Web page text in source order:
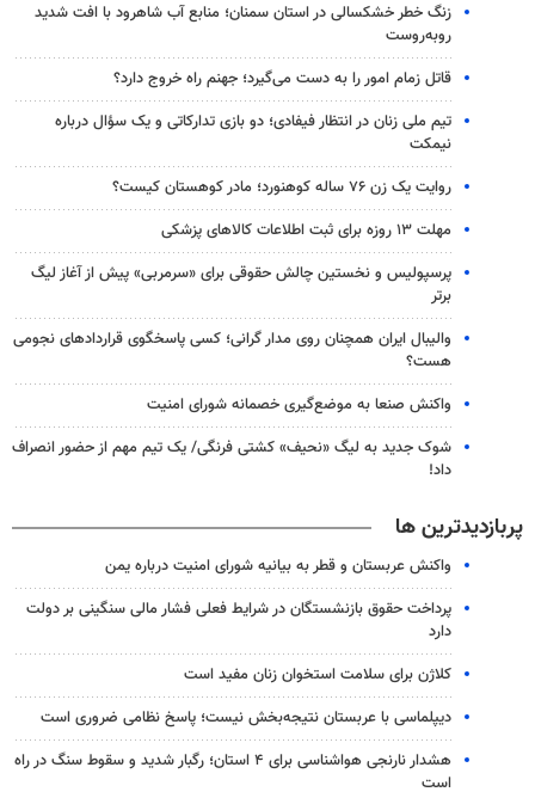
زنگ خطر خشکسالی در استان سمنان؛ منابع آب شاهرود با افت شدید
روبه‌روست
قاتل زمام امور را به دست می‌گیرد؛ جهنم راه خروج دارد؟
تیم ملی زنان در انتظار فیفادی؛ دو بازی تدارکاتی و یک سؤال درباره
نیمکت
روایت یک زن ۷۶ ساله کوهنورد؛ مادر کوهستان کیست؟
مهلت ۱۳ روزه برای ثبت اطلاعات کالاهای پزشکی
پرسپولیس و نخستین چالش حقوقی برای «سرمربی» پیش از آغاز لیگ
برتر
والیبال ایران همچنان روی مدار گرانی؛ کسی پاسخگوی قراردادهای نجومی
هست؟
واکنش صنعا به موضع‌گیری خصمانه شورای امنیت
شوک جدید به لیگ «نحیف» کشتی فرنگی/ یک تیم مهم از حضور انصراف
داد!
پربازدیدترین ها
واکنش عربستان و قطر به بیانیه شورای امنیت درباره یمن
پرداخت حقوق بازنشستگان در شرایط فعلی فشار مالی سنگینی بر دولت
دارد
کلاژن برای سلامت استخوان زنان مفید است
دیپلماسی با عربستان نتیجه‌بخش نیست؛ پاسخ نظامی ضروری است
هشدار نارنجی هواشناسی برای ۴ استان؛ رگبار شدید و سقوط سنگ در راه
است